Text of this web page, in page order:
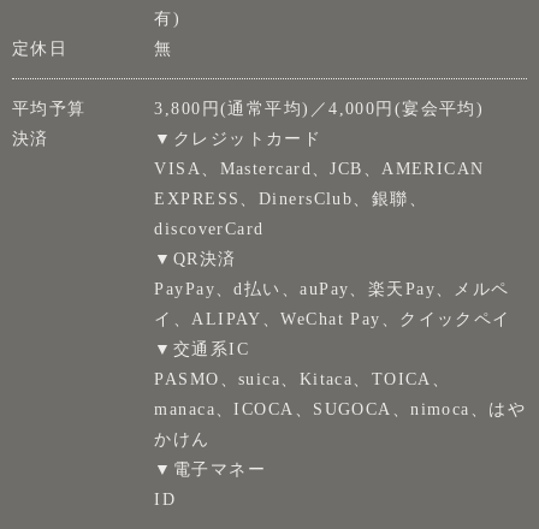
有)
定休日
無
平均予算
3,800円(通常平均)／4,000円(宴会平均)
決済
▼クレジットカード
VISA、Mastercard、JCB、AMERICAN
EXPRESS、DinersClub、銀聯、
discoverCard
▼QR決済
PayPay、d払い、auPay、楽天Pay、メルペ
イ、ALIPAY、WeChat Pay、クイックペイ
▼交通系IC
PASMO、suica、Kitaca、TOICA、
manaca、ICOCA、SUGOCA、nimoca、はや
かけん
▼電子マネー
ID